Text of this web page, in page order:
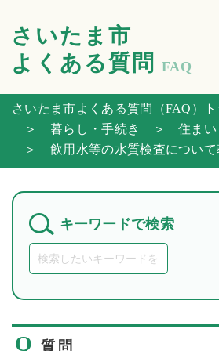
さいたま市
よくある質問
FAQ
さいたま市よくある質問（FAQ）
＞ 暮らし・手続き
＞ 住まい
＞ 飲用水等の水質検査について
キーワードで検索
Q 質問